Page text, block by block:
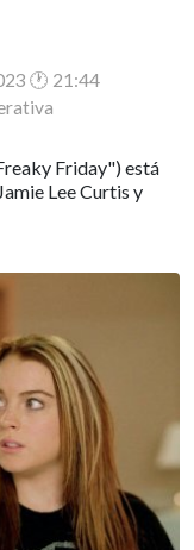
🕐 21:44
Friday") está
Lee Curtis y